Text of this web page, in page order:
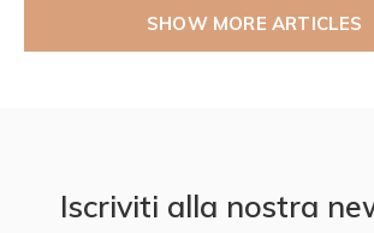
SHOW MORE ARTICLES
Iscriviti alla nostra